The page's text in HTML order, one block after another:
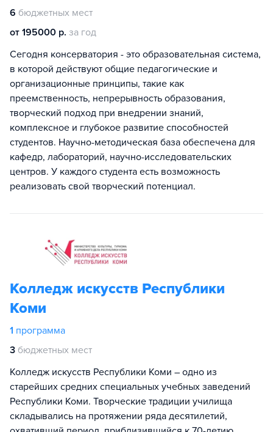
6 бюджетных мест
от 195000 р. за год
Сегодня консерватория - это образовательная система,
в которой действуют общие педагогические и
организационные принципы, такие как
преемственность, непрерывность образования,
творческий подход при внедрении знаний,
комплексное и глубокое развитие способностей
студентов. Научно-методическая база обеспечена для
кафедр, лабораторий, научно-исследовательских
центров. У каждого студента есть возможность
реализовать свой творческий потенциал.
Колледж искусств Республики
Коми
1 программа
3 бюджетных мест
Колледж искусств Республики Коми – одно из
старейших средних специальных учебных заведений
Республики Коми. Творческие традиции училища
складывались на протяжении ряда десятилетий,